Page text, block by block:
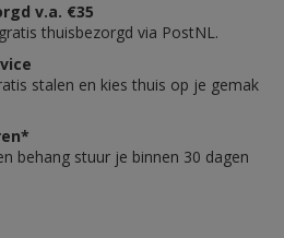
v.a. €35
thuisbezorgd via PostNL.
stalen en kies thuis op je gemak
behang stuur je binnen 30 dagen